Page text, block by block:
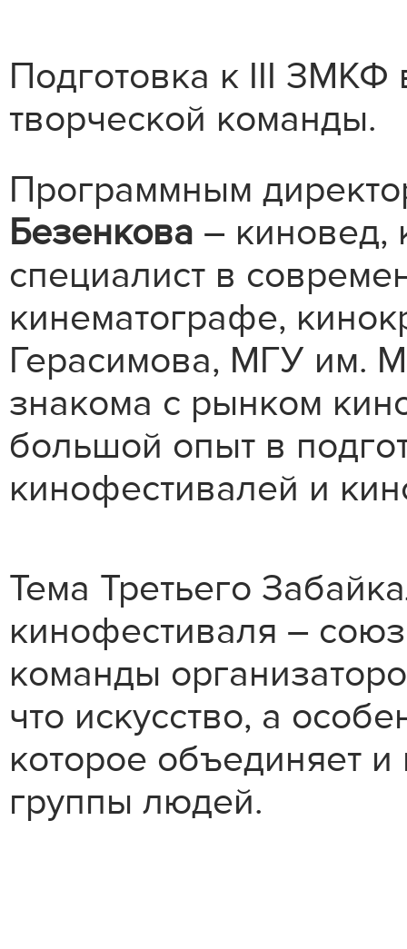
Подготовка к III ЗМКФ
творческой команды.
Программным
Безенкова – киновед,
специалист в
кинематографе,
Герасимова, МГУ им.
знакома с рынком
большой опыт в
кинофестивалей и
Тема Третьего
кинофестиваля –
команды
что искусство, а
которое объединяет
группы людей.